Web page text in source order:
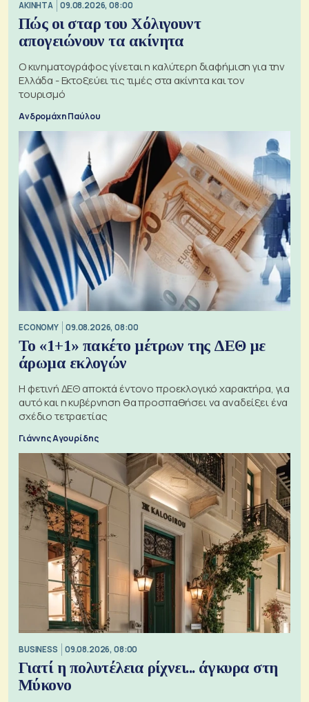
ΑΚΙΝΗΤΑ 09.08.2026, 08:00
Πώς οι σταρ του Χόλιγουντ
απογειώνουν τα ακίνητα
Ο κινηματογράφος γίνεται η καλύτερη διαφήμιση για την
Ελλάδα - Εκτοξεύει τις τιμές στα ακίνητα και τον
τουρισμό
Ανδρομάχη Παύλου
ECONOMY 09.08.2026, 08:00
Το «1+1» πακέτο μέτρων της ΔΕΘ με
άρωμα εκλογών
Η φετινή ΔΕΘ αποκτά έντονο προεκλογικό χαρακτήρα, για
αυτό και η κυβέρνηση θα προσπαθήσει να αναδείξει ένα
σχέδιο τετραετίας
Γιάννης Αγουρίδης
BUSINESS 09.08.2026, 08:00
Γιατί η πολυτέλεια ρίχνει... άγκυρα στη
Μύκονο